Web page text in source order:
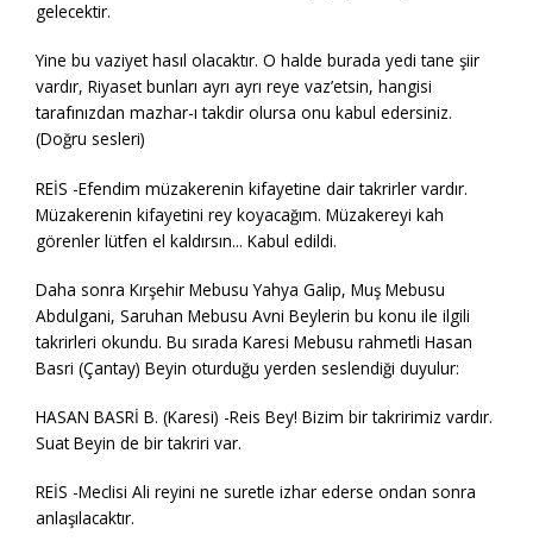
gelecektir.
Yine bu vaziyet hasıl olacaktır. O halde burada yedi tane şiir
vardır, Riyaset bunları ayrı ayrı reye vaz’etsin, hangisi
tarafınızdan mazhar-ı takdir olursa onu kabul edersiniz.
(Doğru sesleri)
REİS -Efendim müzakerenin kifayetine dair takrirler vardır.
Müzakerenin kifayetini rey koyacağım. Müzakereyi kah
görenler lütfen el kaldırsın... Kabul edildi.
Daha sonra Kırşehir Mebusu Yahya Galip, Muş Mebusu
Abdulgani, Saruhan Mebusu Avni Beylerin bu konu ile ilgili
takrirleri okundu. Bu sırada Karesi Mebusu rahmetli Hasan
Basri (Çantay) Beyin oturduğu yerden seslendiği duyulur:
HASAN BASRİ B. (Karesi) -Reis Bey! Bizim bir takririmiz vardır.
Suat Beyin de bir takriri var.
REİS -Meclisi Ali reyini ne suretle izhar ederse ondan sonra
anlaşılacaktır.